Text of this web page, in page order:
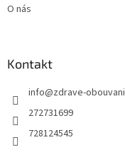
O nás
Kontakt
info@zdrave-
272731699
728124545